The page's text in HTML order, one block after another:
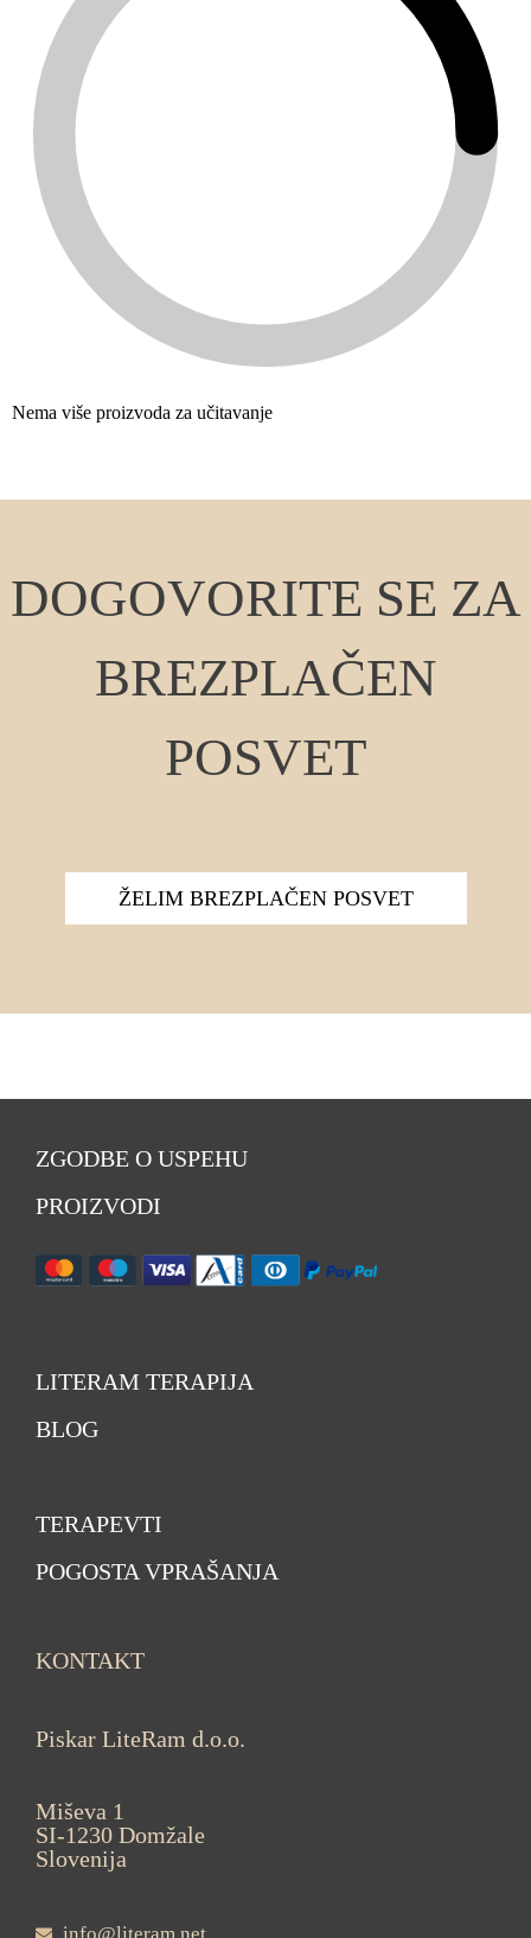
Nema više proizvoda za učitavanje
DOGOVORITE SE ZA
BREZPLAČEN
POSVET
ŽELIM BREZPLAČEN POSVET
ZGODBE O USPEHU
PROIZVODI
LITERAM TERAPIJA
BLOG
TERAPEVTI
POGOSTA VPRAŠANJA
KONTAKT
Piskar LiteRam d.o.o.
Miševa 1
SI-1230 Domžale
Slovenija